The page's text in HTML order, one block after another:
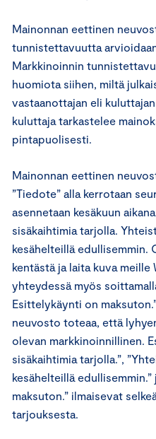
Mainonnan eettinen
tunnistettavuutta
Markkinoinnin
huomiota siihen, miltä
vastaanottajan eli
kuluttaja tarkastelee
pintapuolisesti.
Mainonnan eettinen
”Tiedote” alla kerrotaan
asennetaan kesäkuun
sisäkaihtimia tarjolla.
kesähelteillä edullisemmin.
kentästä ja laita kuva
yhteydessä myös
Esittelykäynti on
neuvosto toteaa, että
olevan markkinoinnillinen.
sisäkaihtimia tarjolla.”,
kesähelteillä
maksuton.” ilmaisevat
tarjouksesta.